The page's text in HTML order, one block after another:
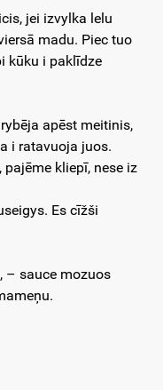
jei izvylka lelu
madu. Piec tuo
kūku i paklīdze
apēst meitinis,
i ratavuoja juos.
kliepī, nese iz
Es cīžši
– sauce mozuos